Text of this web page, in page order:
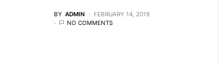
BY ADMIN
FEBRUARY 14, 2019
NO COMMENTS